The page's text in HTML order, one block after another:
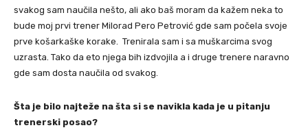
svakog sam naučila nešto, ali ako baš moram da kažem neka to
bude moj prvi trener Milorad Pero Petrović gde sam počela svoje
prve košarkaške korake. Trenirala sam i sa muškarcima svog
uzrasta. Tako da eto njega bih izdvojila a i druge trenere naravno
gde sam dosta naučila od svakog.
Šta je bilo najteže na šta si se navikla kada je u pitanju
trenerski posao?